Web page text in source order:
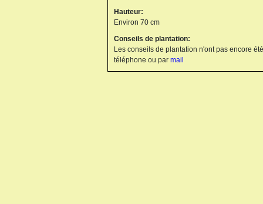
Hauteur:
Environ 70 cm
Conseils de plantation:
Les conseils de plantation n'ont pas encore
téléphone ou par mail